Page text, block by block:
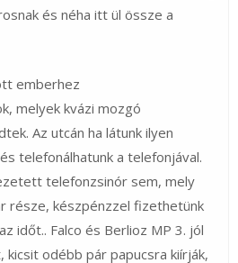
és néha itt ül össze a
emberhez
melyek kvázi mozgó
Az utcán ha látunk ilyen
telefonálhatunk a telefonjával.
telefonzsinór sem, mely
része, készpénzzel fizethetünk
időt.. Falco és Berlioz MP 3. jól
odébb pár papucsra kiírják,